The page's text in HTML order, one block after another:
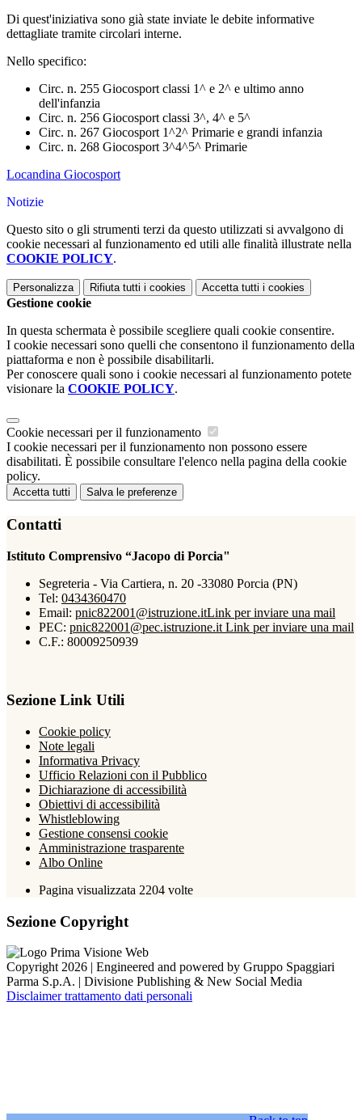
Di quest'iniziativa sono già state inviate le debite informative
dettagliate tramite circolari interne.
Nello specifico:
Circ. n. 255 Giocosport classi 1^ e 2^ e ultimo anno
dell'infanzia
Circ. n. 256 Giocosport classi 3^, 4^ e 5^
Circ. n. 267 Giocosport 1^2^ Primarie e grandi infanzia
Circ. n. 268 Giocosport 3^4^5^ Primarie
Locandina Giocosport
Notizie
Questo sito o gli strumenti terzi da questo utilizzati si avvalgono di
cookie necessari al funzionamento ed utili alle finalità illustrate nella
COOKIE POLICY.
Personalizza Rifiuta tutti i cookies Accetta tutti i cookies
Gestione cookie
In questa schermata è possibile scegliere quali cookie consentire.
I cookie necessari sono quelli che consentono il funzionamento della
piattaforma e non è possibile disabilitarli.
Per conoscere quali sono i cookie necessari al funzionamento potete
visionare la COOKIE POLICY.
Cookie necessari per il funzionamento
I cookie necessari per il funzionamento non possono essere
disabilitati. È possibile consultare l'elenco nella pagina della cookie
policy.
Accetta tutti Salva le preferenze
Contatti
Istituto Comprensivo “Jacopo di Porcia"
Segreteria - Via Cartiera, n. 20 -33080 Porcia (PN)
Tel: 0434360470
Email: pnic822001@istruzione.itLink per inviare una mail
PEC: pnic822001@pec.istruzione.it Link per inviare una mail
C.F.: 80009250939
Sezione Link Utili
Cookie policy
Note legali
Informativa Privacy
Ufficio Relazioni con il Pubblico
Dichiarazione di accessibilità
Obiettivi di accessibilità
Whistleblowing
Gestione consensi cookie
Amministrazione trasparente
Albo Online
Pagina visualizzata 2204 volte
Sezione Copyright
Copyright 2026 | Engineered and powered by Gruppo Spaggiari
Parma S.p.A. | Divisione Publishing & New Social Media
Disclaimer trattamento dati personali